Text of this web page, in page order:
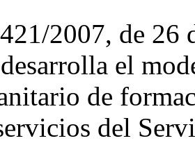
2007, de 26
el
de
del